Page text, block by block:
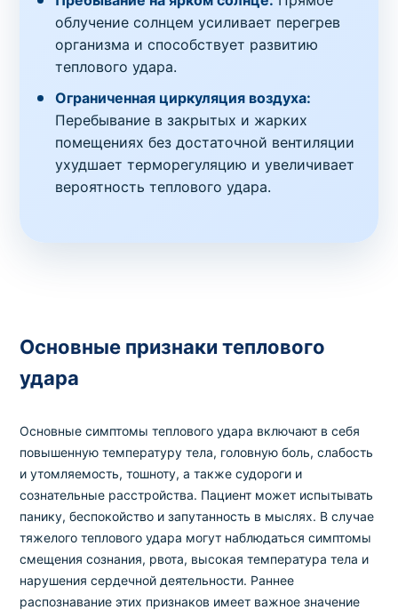
облучение солнцем усиливает перегрев
организма и способствует развитию
теплового удара.
Ограниченная циркуляция воздуха:
Перебывание в закрытых и жарких
помещениях без достаточной вентиляции
ухудшает терморегуляцию и увеличивает
вероятность теплового удара.
Основные признаки теплового
удара
Основные симптомы теплового удара включают в себя
повышенную температуру тела, головную боль, слабость
и утомляемость, тошноту, а также судороги и
сознательные расстройства. Пациент может испытывать
панику, беспокойство и запутанность в мыслях. В случае
тяжелого теплового удара могут наблюдаться симптомы
смещения сознания, рвота, высокая температура тела и
нарушения сердечной деятельности. Раннее
распознавание этих признаков имеет важное значение